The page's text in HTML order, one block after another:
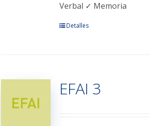
Verbal ✓ Memoria
Este
Las
opciones
Detalles
EFAI 3